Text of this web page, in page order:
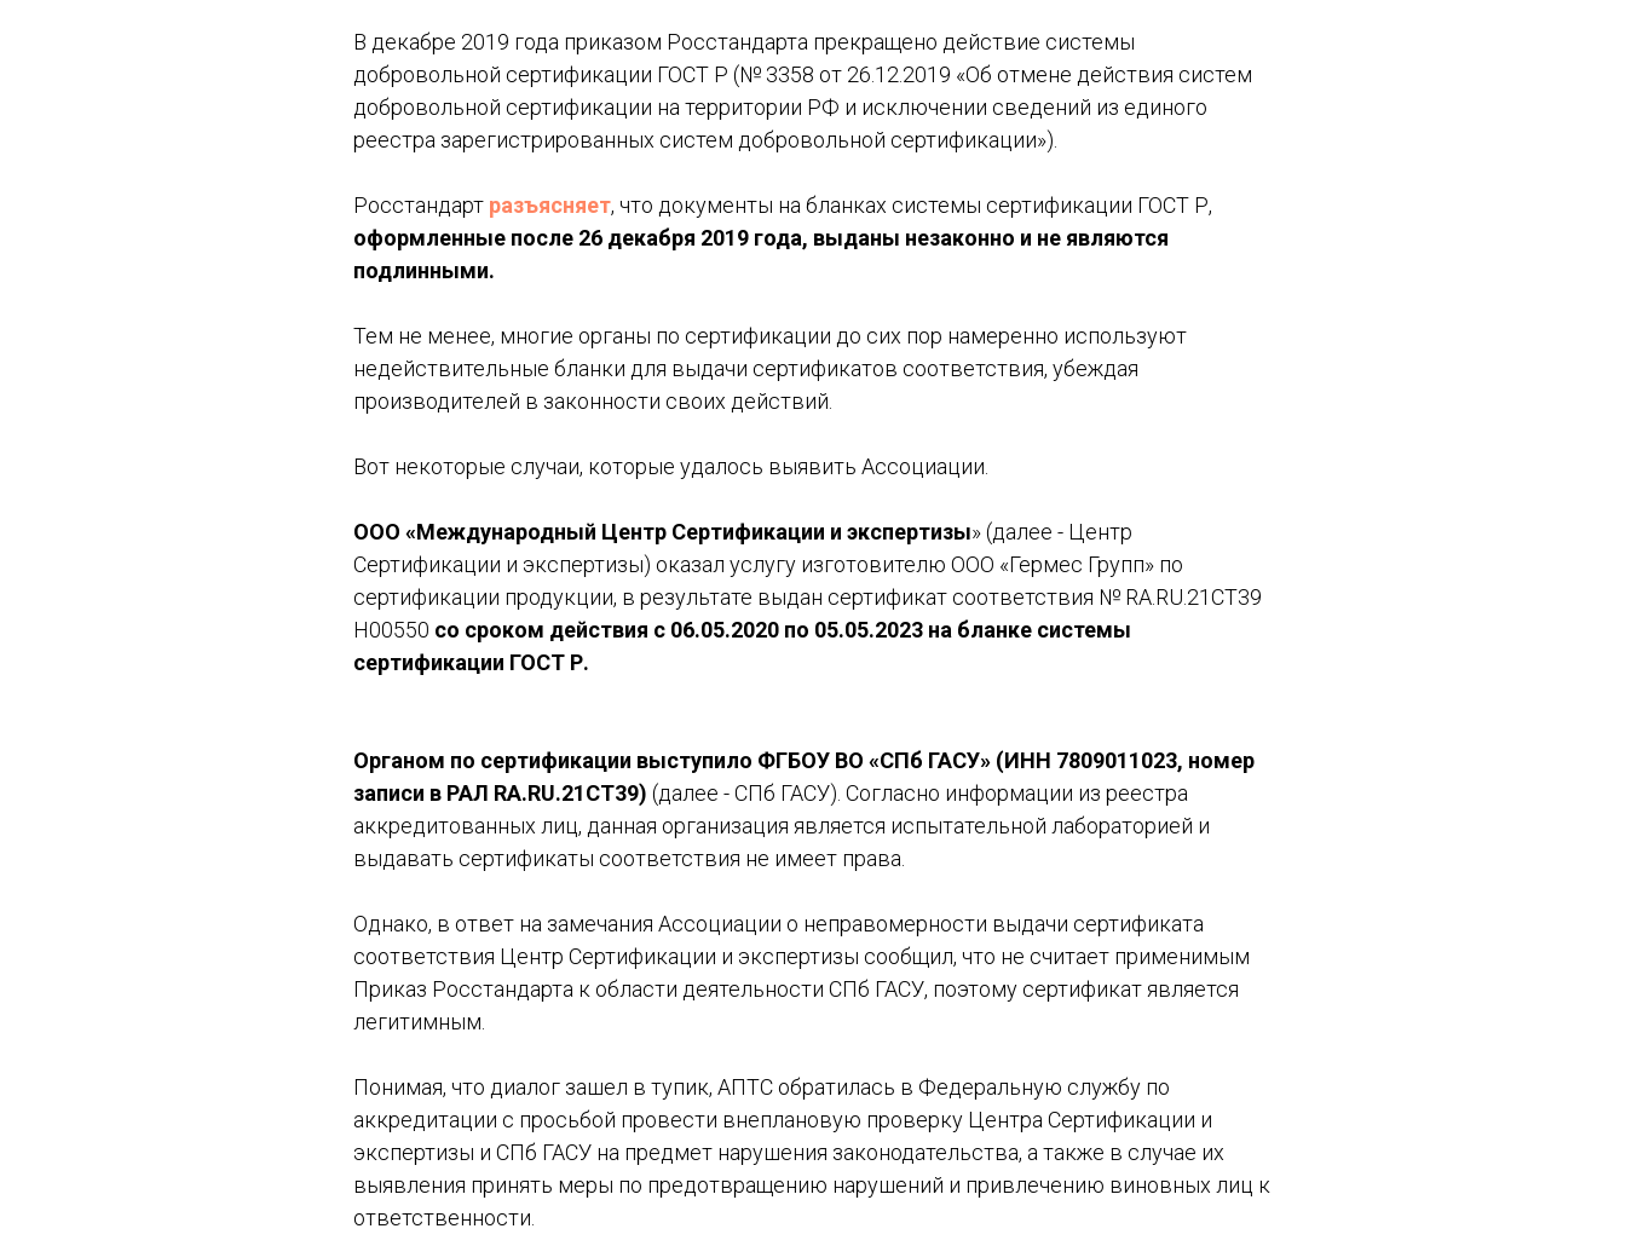
В декабре 2019 года приказом Росстандарта прекращено действие системы
добровольной сертификации ГОСТ Р (№ 3358 от 26.12.2019 «Об отмене действия систем
добровольной сертификации на территории РФ и исключении сведений из единого
реестра зарегистрированных систем добровольной сертификации»).
Росстандарт разъясняет, что документы на бланках системы сертификации ГОСТ Р,
оформленные после 26 декабря 2019 года, выданы незаконно и не являются
подлинными.
Тем не менее, многие органы по сертификации до сих пор намеренно используют
недействительные бланки для выдачи сертификатов соответствия, убеждая
производителей в законности своих действий.
Вот некоторые случаи, которые удалось выявить Ассоциации.
ООО «Международный Центр Сертификации и экспертизы» (далее - Центр
Сертификации и экспертизы) оказал услугу изготовителю ООО «Гермес Групп» по
сертификации продукции, в результате выдан сертификат соответствия № RA.RU.21CT39
H00550 со сроком действия с 06.05.2020 по 05.05.2023 на бланке системы
сертификации ГОСТ Р.
Органом по сертификации выступило ФГБОУ ВО «СПб ГАСУ» (ИНН 7809011023, номер
записи в РАЛ RA.RU.21CT39) (далее - СПб ГАСУ). Согласно информации из реестра
аккредитованных лиц, данная организация является испытательной лабораторией и
выдавать сертификаты соответствия не имеет права.
Однако, в ответ на замечания Ассоциации о неправомерности выдачи сертификата
соответствия Центр Сертификации и экспертизы сообщил, что не считает применимым
Приказ Росстандарта к области деятельности СПб ГАСУ, поэтому сертификат является
легитимным.
Понимая, что диалог зашел в тупик, АПТС обратилась в Федеральную службу по
аккредитации с просьбой провести внеплановую проверку Центра Сертификации и
экспертизы и СПб ГАСУ на предмет нарушения законодательства, а также в случае их
выявления принять меры по предотвращению нарушений и привлечению виновных лиц к
ответственности.